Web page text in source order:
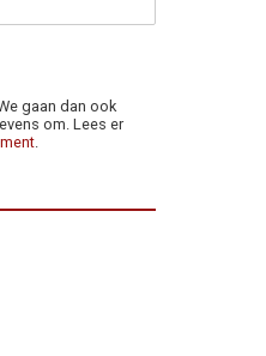
gaan dan ook
om. Lees er